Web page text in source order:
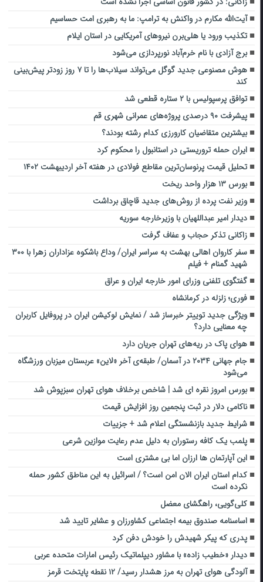
آیت‌الله مکارم در واکنش به ترامپ: ما به رهبری امت حساسیم
تکذیب ورود یا هلی‌برن نیروهای آمریکایی در استان ایلام
برج آزادی با نام خرم‌آباد نورپردازی می‌شود
هوش مصنوعی جدید گوگل می‌تواند سیلاب‌ها را تا ۷ روز زودتر پیش‌بینی
کند
توافق پرسپولیس با ۲ ستاره قطعی شد
پیشرفت ۹۰ درصدی پروژه‌های عمرانی شهری قم
بیشترین متقاضیان کارورزی کدام رشته بودند؟
ایران حمله تروریستی در استانبول را محکوم کرد
تحلیل قیمت پرنوسان‌ترین مقاطع فولادی در هفته آخر اردیبهشت ۱۴۰۲
بورس ۱۳ هزار واحد ریخت
وزیر نفت پرده از روش‌های جدید قاچاق برداشت
دیدار امیر عبداللهیان با وزیرخارجه سوریه
زاکانی تذکر حجاب و عفاف گرفت
سفر کاروان اهالی بهشت به سراسر ایران/ وداع باشکوه عزاداران زهرا با ۳۰۰
شهید گمنام + فیلم
گفتگوی تلفنی وزرای امور خارجه ایران و عراق
فوری؛ زلزله در کرمانشاه
ویژگی جدید توییتر خبرساز شد / نمایش لوکیشن ایران در پروفایل کاربران
چه معنایی دارد؟
هوای پاک در ریه‌های تهران جریان دارد
جام جهانی ۲۰۳۴ در آسمان/ طبقه‌ی آخر «لاین» عربستان میزبان ورزشگاه
می‌شود
بورس امروز نقره ای شد | شاخص برخلاف هوای تهران سبزپوش شد
ناکامی دلار در ثبت پنجمین روز افزایش قیمت
شرایط جدید بازنشستگی اعلام شد + جزییات
پلمب یک کافه رستوران به دلیل عدم رعایت موازین شرعی
این آپارتمان ها ارزان اما بی مشتری است
کدام استان ایران الان امن است؟ / اسرائیل به این مناطق کشور حمله
نکرده است
کلی‌گویی، راهگشای معضل
اساسنامه صندوق بیمه اجتماعی کشاورزان و عشایر تایید شد
پدری که پیکر شهیدش را خودش دفن کرد
دیدار «خطیب زاده» با مشاور دیپلماتیک رئیس امارات متحده عربی
آلودگی هوای تهران به مرز هشدار رسید/ ۱۲ نقطه پایتخت قرمز